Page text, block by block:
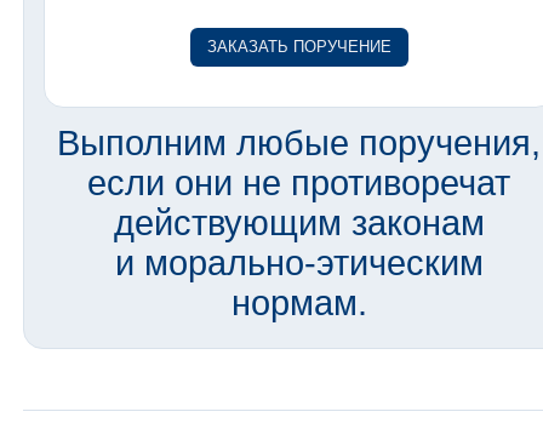
ЗАКАЗАТЬ ПОРУЧЕНИЕ
Выполним любые поручения,
если они не противоречат
действующим законам
и морально-этическим
нормам.